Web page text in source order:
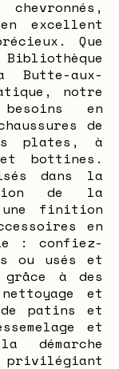
excellent
Que
Butte-aux-
notre
en
de
plates, à
bottines.
dans la
de la
une finition
en
: confiez-
ou usés et
à des
et
patins et
et
démarche
privilégiant